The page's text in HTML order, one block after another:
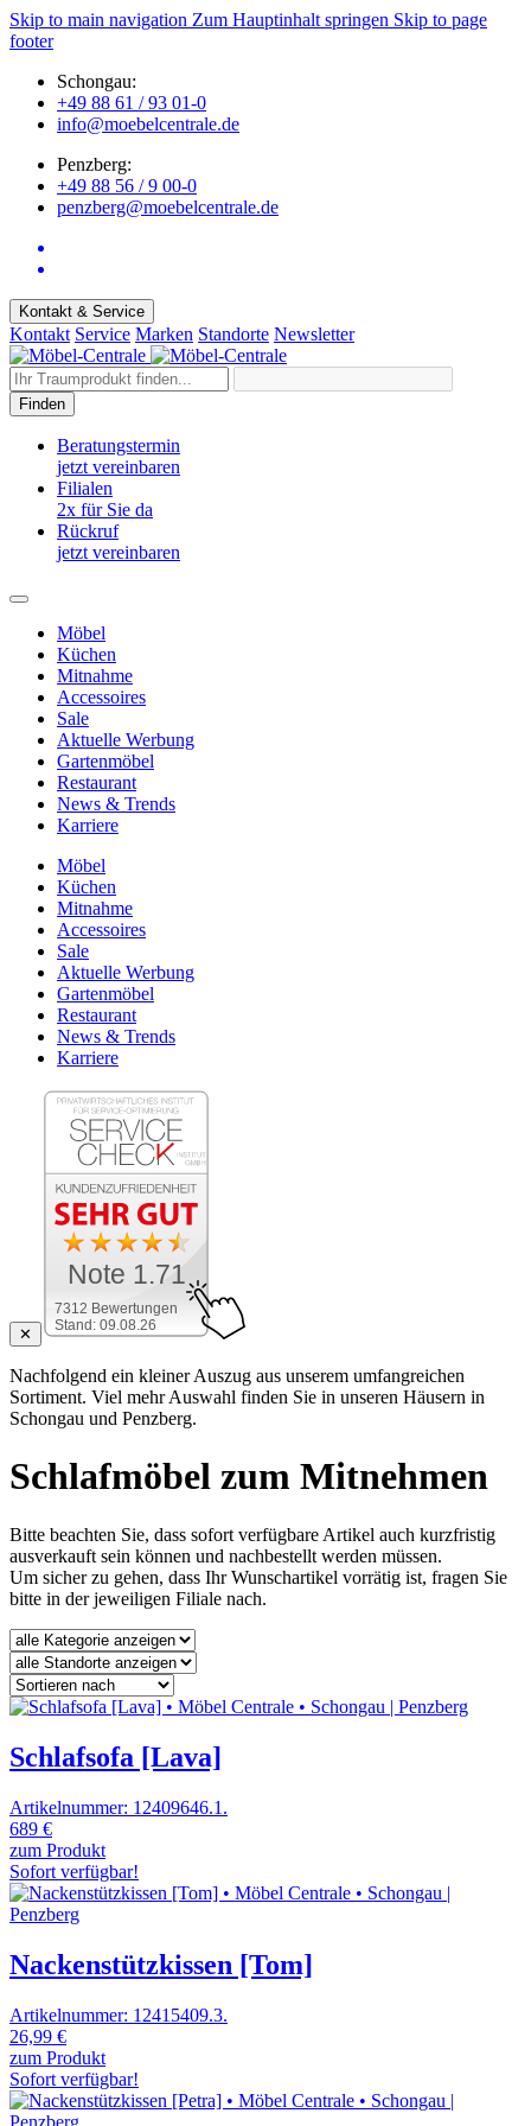
Skip to main navigation Zum Hauptinhalt springen Skip to page
footer
Schongau:
+49 88 61 / 93 01-0
info@moebelcentrale.de
Penzberg:
+49 88 56 / 9 00-0
penzberg@moebelcentrale.de
Kontakt & Service
Kontakt Service Marken Standorte Newsletter
Finden
Beratungstermin
jetzt vereinbaren
Filialen
2x für Sie da
Rückruf
jetzt vereinbaren
Möbel
Küchen
Mitnahme
Accessoires
Sale
Aktuelle Werbung
Gartenmöbel
Restaurant
News & Trends
Karriere
Möbel
Küchen
Mitnahme
Accessoires
Sale
Aktuelle Werbung
Gartenmöbel
Restaurant
News & Trends
Karriere
✕
7312 Bewertungen
Stand: 09.08.26
Note 1.71
Nachfolgend ein kleiner Auszug aus unserem umfangreichen
Sortiment. Viel mehr Auswahl finden Sie in unseren Häusern in
Schongau und Penzberg.
Schlafmöbel zum Mitnehmen
Bitte beachten Sie, dass sofort verfügbare Artikel auch kurzfristig
ausverkauft sein können und nachbestellt werden müssen.
Um sicher zu gehen, dass Ihr Wunschartikel vorrätig ist, fragen Sie
bitte in der jeweiligen Filiale nach.
Schlafsofa [Lava]
Artikelnummer: 12409646.1.
689 €
zum Produkt
Sofort verfügbar!
Nackenstützkissen [Tom]
Artikelnummer: 12415409.3.
26,99 €
zum Produkt
Sofort verfügbar!